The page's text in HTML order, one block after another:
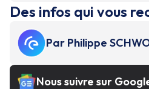
Des infos qui vous
Par Philippe
Nous suivre sur